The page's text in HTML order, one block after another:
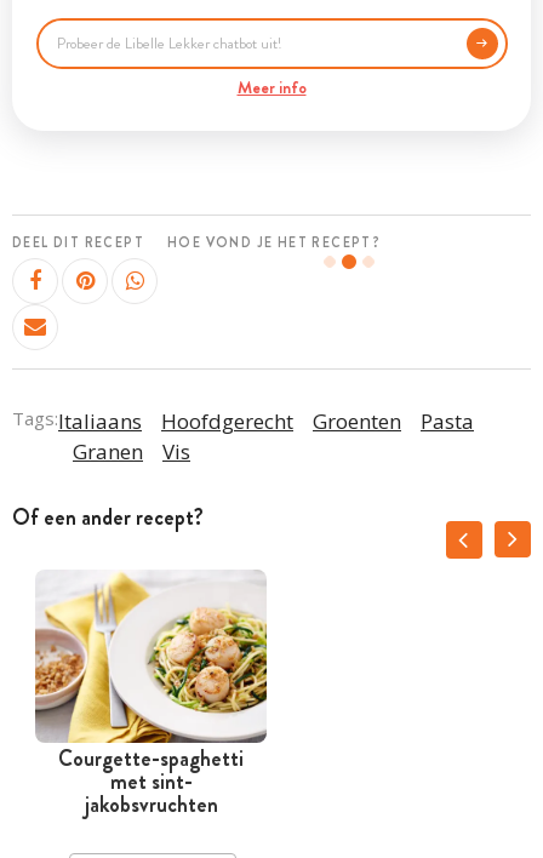
Meer info
DEEL DIT RECEPT HOE VOND JE HET RECEPT?
Tags:Italiaans Hoofdgerecht Groenten
Pasta
Granen
Vis
Of een ander recept?
Courgette-spaghetti
met sint-
jakobsvruchten